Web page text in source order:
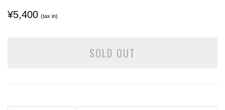
¥5,400 (tax in)
SOLD OUT